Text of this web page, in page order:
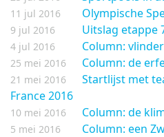
11 jul 2016 Olympische
9 jul 2016 Uitslag etappe
4 jul 2016 Column:
25 mei 2016 Column: de
21 mei 2016
Startlijst met
France 2016
10 mei 2016 Column: de
5 mei 2016 Column: een